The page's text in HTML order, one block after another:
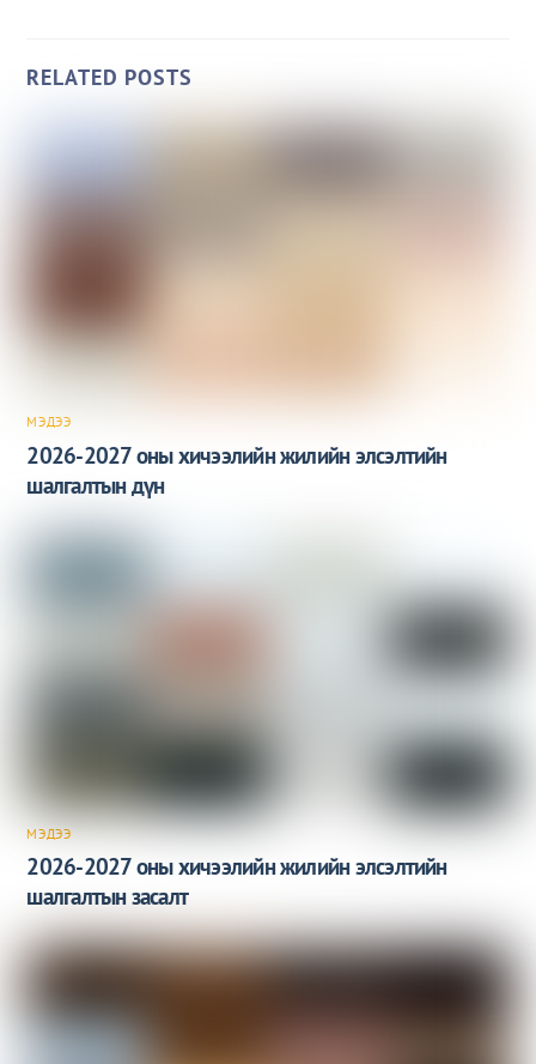
RELATED POSTS
МЭДЭЭ
2026-2027 оны хичээлийн жилийн элсэлтийн
шалгалтын дүн
МЭДЭЭ
2026-2027 оны хичээлийн жилийн элсэлтийн
шалгалтын засалт